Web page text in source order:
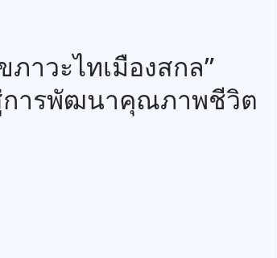
าวะไทเมืองสกล”
ารพัฒนาคุณภาพชีวิต